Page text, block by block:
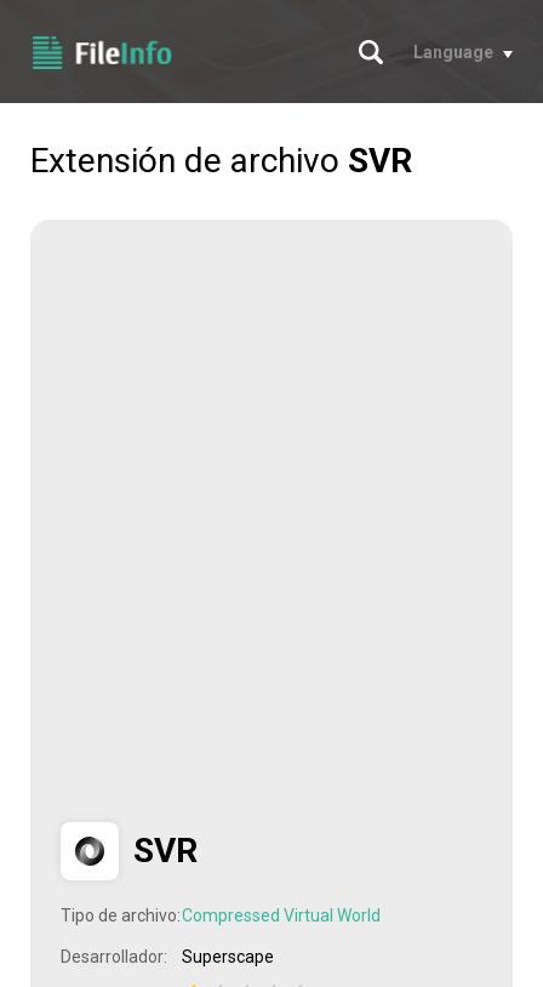
Buscar
Language
Extensión de archivo SVR
SVR
Tipo de archivo:Compressed Virtual World
Desarrollador: Superscape